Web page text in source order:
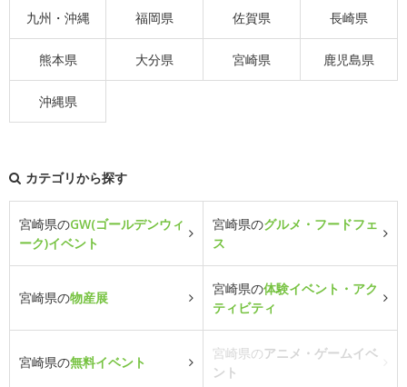
九州・沖縄 福岡県 佐賀県 長崎県
熊本県 大分県 宮崎県 鹿児島県
沖縄県
カテゴリから探す
宮崎県のGW(ゴールデンウィ
ーク)イベント
宮崎県のグルメ・フードフェ
ス
宮崎県の物産展
宮崎県の体験イベント・アク
ティビティ
宮崎県の無料イベント
宮崎県のアニメ・ゲームイベ
ント